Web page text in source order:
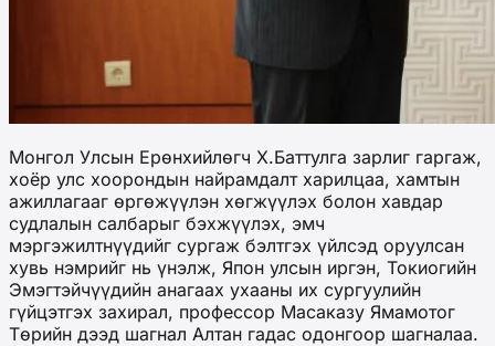
Монгол Улсын Ерөнхийлөгч Х.Баттулга зарлиг гаргаж,
хоёр улс хоорондын найрамдалт харилцаа, хамтын
ажиллагааг өргөжүүлэн хөгжүүлэх болон хавдар
судлалын салбарыг бэхжүүлэх, эмч
мэргэжилтнүүдийг сургаж бэлтгэх үйлсэд оруулсан
хувь нэмрийг нь үнэлж, Япон улсын иргэн, Токиогийн
Эмэгтэйчүүдийн анагаах ухааны их сургуулийн
гүйцэтгэх захирал, профессор Масаказу Ямамотог
Төрийн дээд шагнал Алтан гадас одонгоор шагналаа.